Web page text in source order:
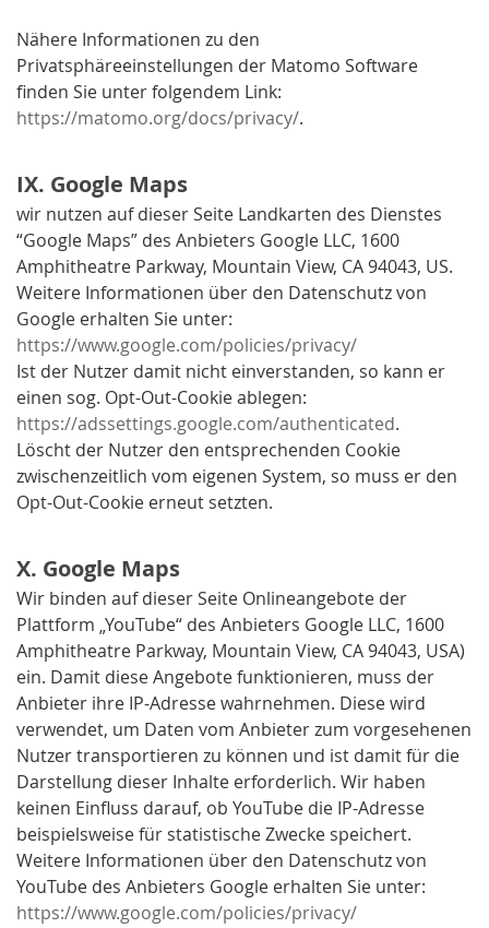
Nähere Informationen zu den
Privatsphäreeinstellungen der Matomo Software
finden Sie unter folgendem Link:
https://matomo.org/docs/privacy/.
IX. Google Maps
wir nutzen auf dieser Seite Landkarten des Dienstes
“Google Maps” des Anbieters Google LLC, 1600
Amphitheatre Parkway, Mountain View, CA 94043, US.
Weitere Informationen über den Datenschutz von
Google erhalten Sie unter:
https://www.google.com/policies/privacy/
Ist der Nutzer damit nicht einverstanden, so kann er
einen sog. Opt-Out-Cookie ablegen:
https://adssettings.google.com/authenticated.
Löscht der Nutzer den entsprechenden Cookie
zwischenzeitlich vom eigenen System, so muss er den
Opt-Out-Cookie erneut setzten.
X. Google Maps
Wir binden auf dieser Seite Onlineangebote der
Plattform „YouTube“ des Anbieters Google LLC, 1600
Amphitheatre Parkway, Mountain View, CA 94043, USA)
ein. Damit diese Angebote funktionieren, muss der
Anbieter ihre IP-Adresse wahrnehmen. Diese wird
verwendet, um Daten vom Anbieter zum vorgesehenen
Nutzer transportieren zu können und ist damit für die
Darstellung dieser Inhalte erforderlich. Wir haben
keinen Einfluss darauf, ob YouTube die IP-Adresse
beispielsweise für statistische Zwecke speichert.
Weitere Informationen über den Datenschutz von
YouTube des Anbieters Google erhalten Sie unter:
https://www.google.com/policies/privacy/